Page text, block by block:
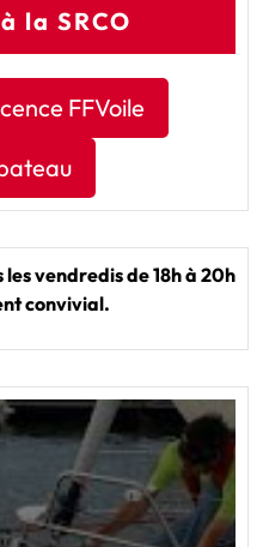
la SRCO
FFVoile
les vendredis de 18h à 20h
convivial.